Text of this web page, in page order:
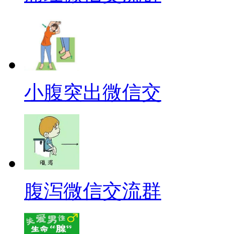
小腹突出微信交
腹泻微信交流群